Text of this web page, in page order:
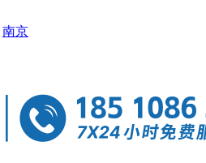
南京